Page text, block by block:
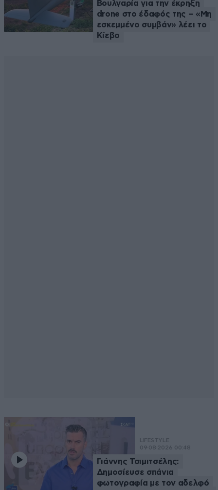
Βουλγαρία για την έκρηξη
drone στο έδαφός της – «Μη
εσκεμμένο συμβάν» λέει το
Κίεβο
LIFESTYLE
09·08·2026 00:48
Γιάννης Τσιμιτσέλης:
Δημοσίευσε σπάνια
φωτογραφία με τον αδελφό